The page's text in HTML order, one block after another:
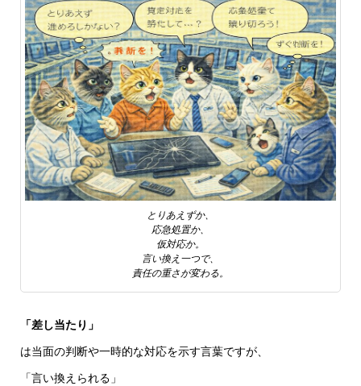
とりあえずか、
応急処置か、
仮対応か。
言い換え一つで、
責任の重さが変わる。
「差し当たり」
は当面の判断や一時的な対応を示す言葉ですが、
「言い換えられる」